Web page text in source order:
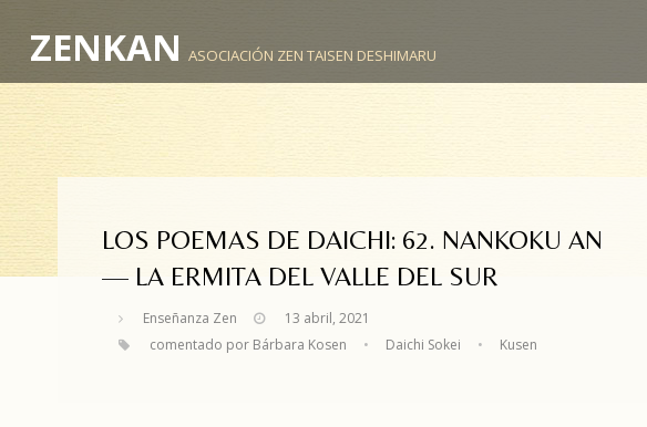
ZENKAN ASOCIACIÓN ZEN TAISEN DESHIMARU
LOS POEMAS DE DAICHI: 62. NANKOKU AN
— LA ERMITA DEL VALLE DEL SUR
Enseñanza Zen
13 abril, 2021
comentado por Bárbara Kosen
• Daichi Sokei • Kusen